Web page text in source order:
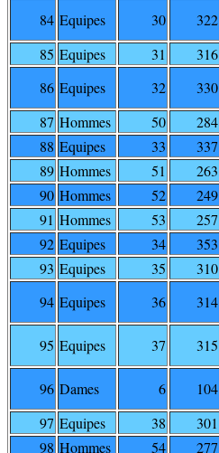
84 Equipes 30 322
85 Equipes 31 316
86 Equipes 32 330
87 Hommes 50 284
88 Equipes 33 337
89 Hommes 51 263
90 Hommes 52 249
91 Hommes 53 257
92 Equipes 34 353
93 Equipes 35 310
94 Equipes 36 314
95 Equipes 37 315
96 Dames 6 104
97 Equipes 38 301
98 Hommes 54 277